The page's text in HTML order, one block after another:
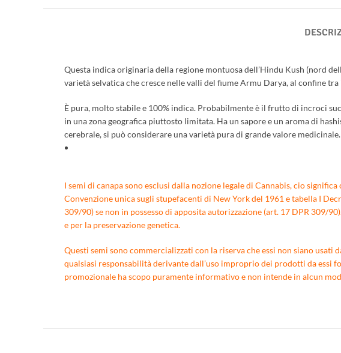
Questa indica originaria della regione montuosa dell’Hindu Kush (nord
varietà selvatica che cresce nelle valli del fiume Armu Darya, al confine tra
È pura, molto stabile e 100% indica. Probabilmente è il frutto di incroci
in una zona geografica piuttosto limitata. Ha un sapore e un aroma di
cerebrale, si può considerare una varietà pura di grande valore medicinale.
I semi di canapa sono esclusi dalla nozione legale di Cannabis, cio
Convenzione unica sugli stupefacenti di New York del 1961 e tabella I
309/90) se non in possesso di apposita autorizzazione (art. 17 DPR
e per la preservazione genetica.
Questi semi sono commercializzati con la riserva che essi non siano
qualsiasi responsabilità derivante dall’uso improprio dei prodotti da essi
promozionale ha scopo puramente informativo e non intende in alcun